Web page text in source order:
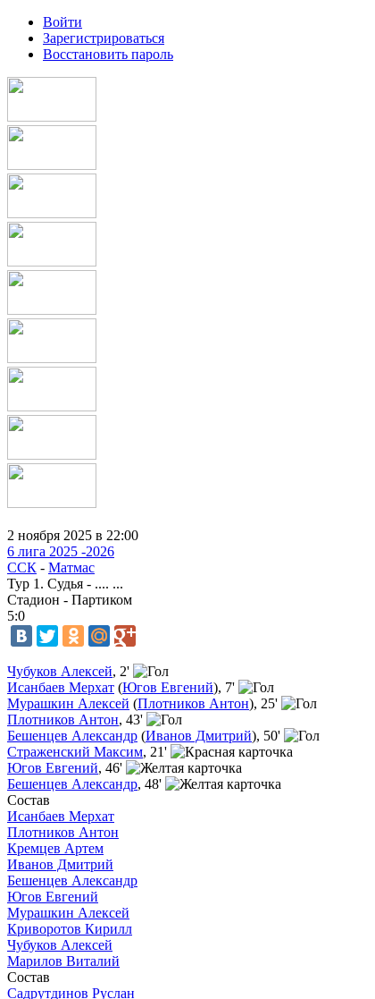
Войти
Зарегистрироваться
Восстановить пароль
2 ноября 2025 в 22:00
6 лига 2025 -2026
ССК - Матмас
Тур 1. Судья - .... ...
Стадион - Партиком
5:0
Чубуков Алексей, 2'
Исанбаев Мерхат (Югов Евгений), 7'
Мурашкин Алексей (Плотников Антон), 25'
Плотников Антон, 43'
Бешенцев Александр (Иванов Дмитрий), 50'
Страженский Максим, 21'
Югов Евгений, 46'
Бешенцев Александр, 48'
Состав
Исанбаев Мерхат
Плотников Антон
Кремцев Артем
Иванов Дмитрий
Бешенцев Александр
Югов Евгений
Мурашкин Алексей
Криворотов Кирилл
Чубуков Алексей
Марилов Виталий
Состав
Садрутдинов Руслан